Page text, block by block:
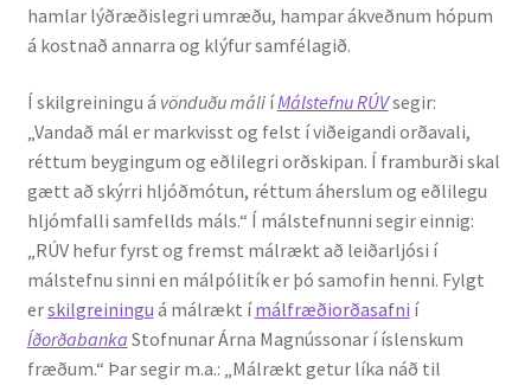
Blaðaefni
English
Administration
CV
Publications
Research
hamlar lýðræðislegri umræðu, hampar ákveðnum hópum
á kostnað annarra og klýfur samfélagið.
Í skilgreiningu á vönduðu máli íMálstefnu RÚVsegir:
„Vandað mál er markvisst og felst í viðeigandi orðavali,
réttum beygingum og eðlilegri orðskipan. Í framburði skal
gætt að skýrri hljóðmótun, réttum áherslum og eðlilegu
hljómfalli samfellds máls.“ Í málstefnunni segir einnig:
„RÚV hefur fyrst og fremst málrækt að leiðarljósi í
málstefnu sinni en málpólitík er þó samofin henni. Fylgt
erskilgreiningu á málrækt ímálfræðiorðasafni í
Íðorðabanka Stofnunar Árna Magnússonar í íslenskum
fræðum.“ Þar segir m.a.: „Málrækt getur líka náð til